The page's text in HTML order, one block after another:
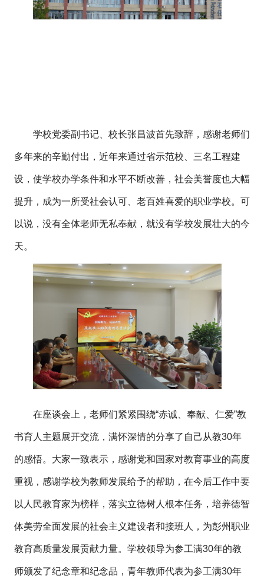
学校党委副书记、校长张昌波首先致辞，感谢老师们
多年来的辛勤付出，近年来通过省示范校、三名工程建
设，使学校办学条件和水平不断改善，社会美誉度也大幅
提升，成为一所受社会认可、老百姓喜爱的职业学校。可
以说，没有全体老师无私奉献，就没有学校发展壮大的今
天。
在座谈会上，老师们紧紧围绕“赤诚、奉献、仁爱”教
书育人主题展开交流，满怀深情的分享了自己从教30年
的感悟。大家一致表示，感谢党和国家对教育事业的高度
重视，感谢学校为教师发展给予的帮助，在今后工作中要
以人民教育家为榜样，落实立德树人根本任务，培养德智
体美劳全面发展的社会主义建设者和接班人，为彭州职业
教育高质量发展贡献力量。学校领导为参工满30年的教
师颁发了纪念章和纪念品，青年教师代表为参工满30年